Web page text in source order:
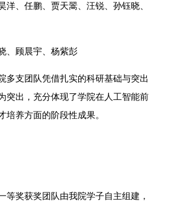
洋、任鹏、贾天翯、汪锐、孙钰晓、
、顾晨宇、杨紫彭
多支团队凭借扎实的科研基础与突出
突出，充分体现了学院在人工智能前
培养方面的阶段性成果。
等奖获奖团队由我院学子自主组建，